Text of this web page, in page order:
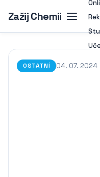
Zažij Chemii
OSTATNÍ 04. 07. 2024